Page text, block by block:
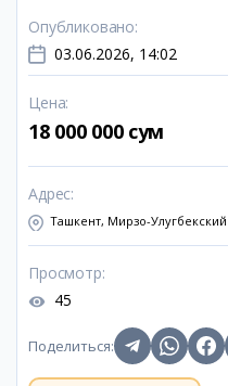
Опубликовано:
03.06.2026, 14:02
Цена:
18 000 000 сум
Адрес:
Ташкент, Мирзо-
Просмотр:
45
Поделиться: